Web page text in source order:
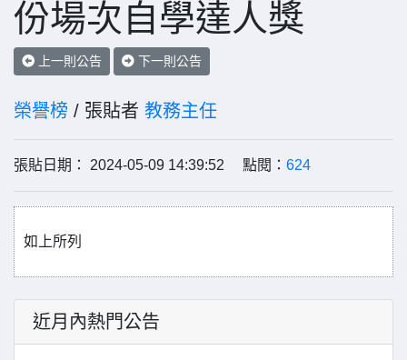
份場次自學達人獎
上一則公告 下一則公告
榮譽榜 / 張貼者 教務主任
張貼日期： 2024-05-09 14:39:52 點閱： 624
如上所列
近月內熱門公告